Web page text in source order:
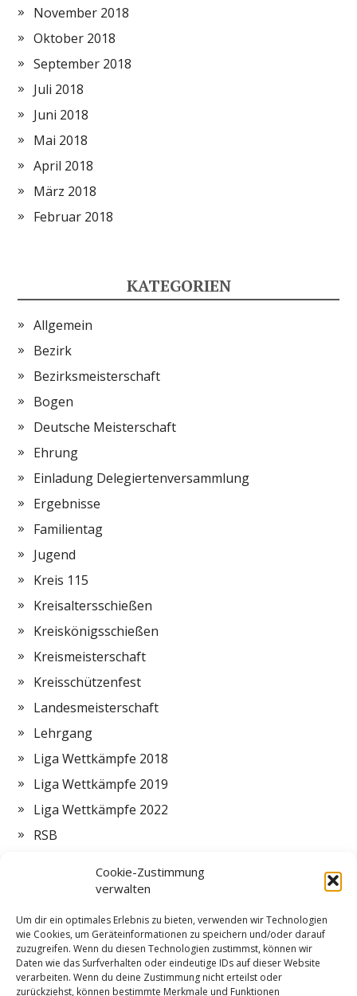
Cookie-Zustimmung
verwalten
Um dir ein optimales Erlebnis zu bieten, verwenden wir Technologien
wie Cookies, um Geräteinformationen zu speichern und/oder darauf
zuzugreifen. Wenn du diesen Technologien zustimmst, können wir
Daten wie das Surfverhalten oder eindeutige IDs auf dieser Website
verarbeiten. Wenn du deine Zustimmung nicht erteilst oder
zurückziehst, können bestimmte Merkmale und Funktionen
November 2018
Oktober 2018
September 2018
Juli 2018
Juni 2018
Mai 2018
April 2018
März 2018
Februar 2018
KATEGORIEN
Allgemein
Bezirk
Bezirksmeisterschaft
Bogen
Deutsche Meisterschaft
Ehrung
Einladung Delegiertenversammlung
Ergebnisse
Familientag
Jugend
Kreis 115
Kreisaltersschießen
Kreiskönigsschießen
Kreismeisterschaft
Kreisschützenfest
Landesmeisterschaft
Lehrgang
Liga Wettkämpfe 2018
Liga Wettkämpfe 2019
Liga Wettkämpfe 2022
RSB
Zeltlager
ZMI